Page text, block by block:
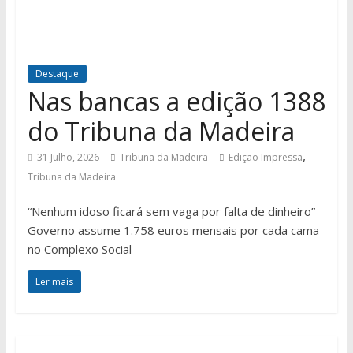
Destaque
Nas bancas a edição 1388
do Tribuna da Madeira
31 Julho, 2026 Tribuna da Madeira Edição Impressa,
Tribuna da Madeira
“Nenhum idoso ficará sem vaga por falta de dinheiro”
Governo assume 1.758 euros mensais por cada cama
no Complexo Social
Ler mais